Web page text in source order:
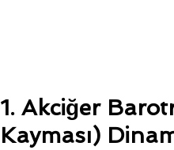
1. Akciğer
Kayması)